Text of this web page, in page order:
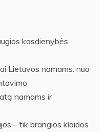
kasdienybės
Lietuvos namams: nuo
namams ir
– tik brangios klaidos